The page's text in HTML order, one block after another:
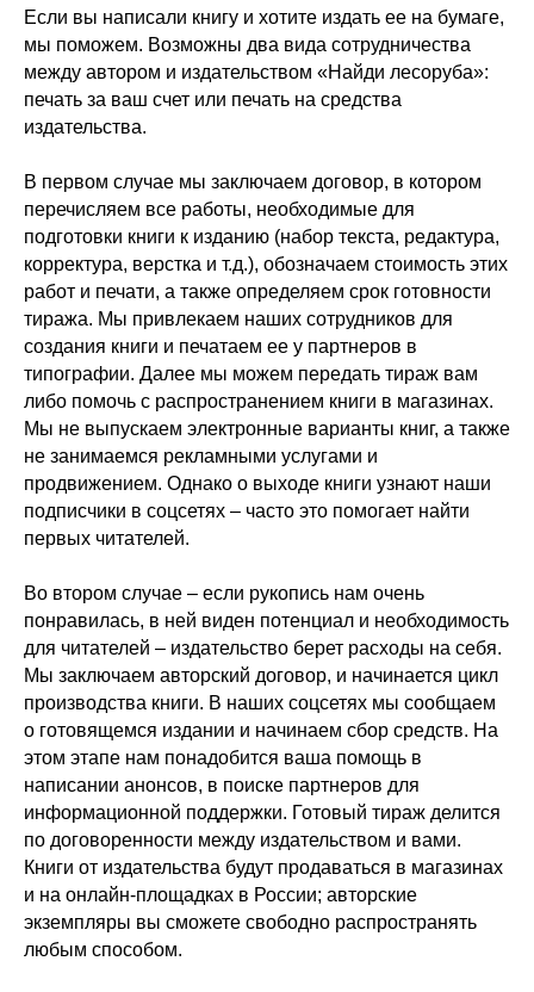
Если вы написали книгу и хотите издать ее на бумаге,
мы поможем. Возможны два вида сотрудничества
между автором и издательством «Найди лесоруба»:
печать за ваш счет или печать на средства
издательства.
В первом случае мы заключаем договор, в котором
перечисляем все работы, необходимые для
подготовки книги к изданию (набор текста, редактура,
корректура, верстка и т.д.), обозначаем стоимость этих
работ и печати, а также определяем срок готовности
тиража. Мы привлекаем наших сотрудников для
создания книги и печатаем ее у партнеров в
типографии. Далее мы можем передать тираж вам
либо помочь с распространением книги в магазинах.
Мы не выпускаем электронные варианты книг, а также
не занимаемся рекламными услугами и
продвижением. Однако о выходе книги узнают наши
подписчики в соцсетях – часто это помогает найти
первых читателей.
Во втором случае – если рукопись нам очень
понравилась, в ней виден потенциал и необходимость
для читателей – издательство берет расходы на себя.
Мы заключаем авторский договор, и начинается цикл
производства книги. В наших соцсетях мы сообщаем
о готовящемся издании и начинаем сбор средств. На
этом этапе нам понадобится ваша помощь в
написании анонсов, в поиске партнеров для
информационной поддержки. Готовый тираж делится
по договоренности между издательством и вами.
Книги от издательства будут продаваться в магазинах
и на онлайн-площадках в России; авторские
экземпляры вы сможете свободно распространять
любым способом.